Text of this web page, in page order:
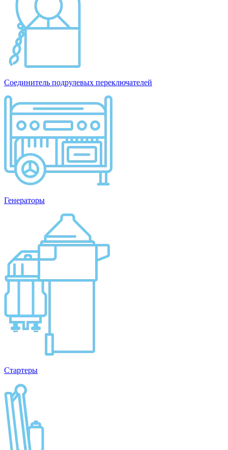
Соединитель подрулевых переключателей
Генераторы
Стартеры